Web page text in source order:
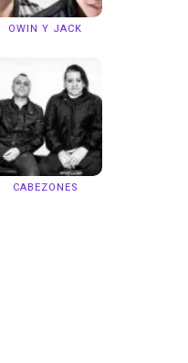
OWIN Y JACK
CABEZONES